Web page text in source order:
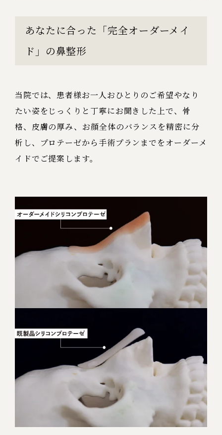
あなたに合った「完全オーダーメイ
ド」の鼻整形
当院では、患者様お一人おひとりのご希望やなり
たい姿をじっくりと丁寧にお聞きした上で、骨
格、皮膚の厚み、お顔全体のバランスを精密に分
析し、プロテーゼから手術プランまでをオーダーメ
イドでご提案します。